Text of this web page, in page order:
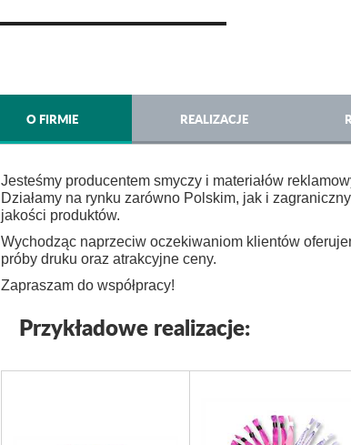
O FIRMIE REALIZACJE
Jesteśmy producentem smyczy i materiałów
Działamy na rynku zarówno Polskim, jak i
jakości produktów.
Wychodząc naprzeciw oczekiwaniom klientów
próby druku oraz atrakcyjne ceny.
Zapraszam do współpracy!
Przykładowe realizacje: